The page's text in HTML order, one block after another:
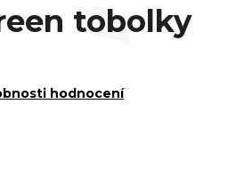
tobolky
hodnocení